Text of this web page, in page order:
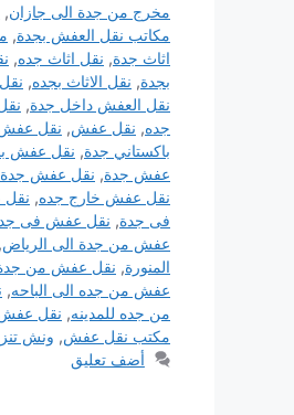
مخرج من جدة الى جازان,
مكاتب نقل العفش بجدة,
اثاث جدة, نقل اثاث جده,
بجدة, نقل الاثاث بجده,
نقل العفش داخل جدة,
جده, نقل عفش, نقل عفش
باكستاني جدة, نقل عفش
عفش جدة, نقل عفش جدة
نقل عفش خارج جده,
فى جدة, نقل عفش فى
عفش من جدة الى الرياض,
المنورة, نقل عفش من
عفش من جده الى الباحه,
من جده للمدينه, نقل
مكتب نقل عفش, ونش
أضف تعليق